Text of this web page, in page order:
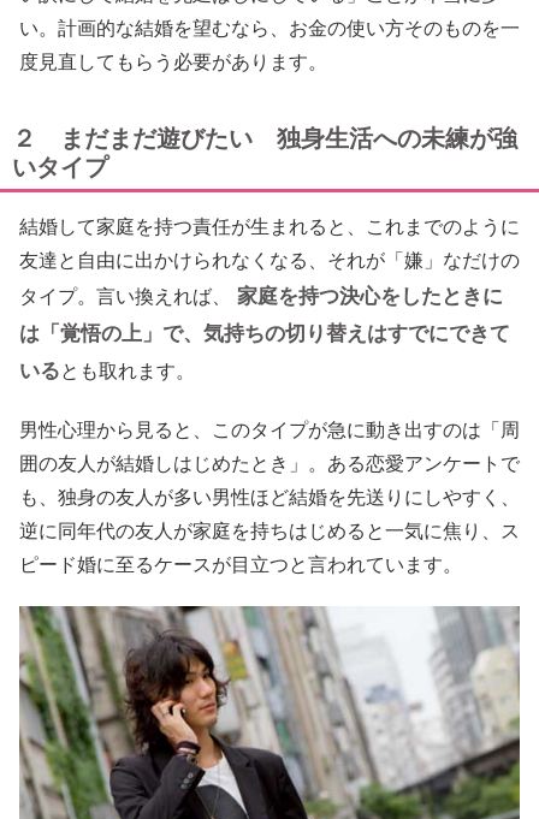
い。計画的な結婚を望むなら、お金の使い方そのものを一
度見直してもらう必要があります。
２ まだまだ遊びたい 独身生活への未練が強
いタイプ
結婚して家庭を持つ責任が生まれると、これまでのように
友達と自由に出かけられなくなる、それが「嫌」なだけの
タイプ。言い換えれば、
家庭を持つ決心をしたときに
は「覚悟の上」で、気持ちの切り替えはすでにできて
いるとも取れます。
男性心理から見ると、このタイプが急に動き出すのは「周
囲の友人が結婚しはじめたとき」。ある恋愛アンケートで
も、独身の友人が多い男性ほど結婚を先送りにしやすく、
逆に同年代の友人が家庭を持ちはじめると一気に焦り、ス
ピード婚に至るケースが目立つと言われています。